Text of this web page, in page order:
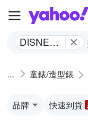
DISNEY
童錶/造型錶
品牌 快速到貨